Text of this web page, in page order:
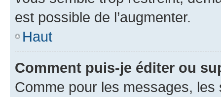
est possible de l’augmenter.
Haut
Comment puis-je éditer ou
Comme pour les messages,